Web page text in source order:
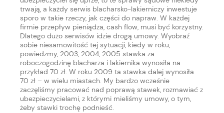
trwają, a każdy serwis blacharsko-lakierniczy inwestuje
sporo w takie rzeczy, jak części do napraw. W każdej
firmie przepływ pieniądza, cash flow, musi być korzystny.
Dlatego dużo serwisów idzie drogą umowy. Wyobraź
sobie niesamowitość tej sytuacji, kiedy w roku,
powiedzmy, 2003, 2004, 2005 stawka za
roboczogodzinę blacharza i lakiernika wynosiła na
przykład 70 zł. W roku 2009 ta stawka dalej wynosiła
70 zł – w wielu miastach. My bardzo wcześnie
zaczęliśmy pracować nad poprawą stawek, rozmawiać z
ubezpieczycielami, z którymi mieliśmy umowy, o tym,
żeby stawki trochę podnieść.